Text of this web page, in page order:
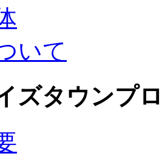
いて
ズタウンプ